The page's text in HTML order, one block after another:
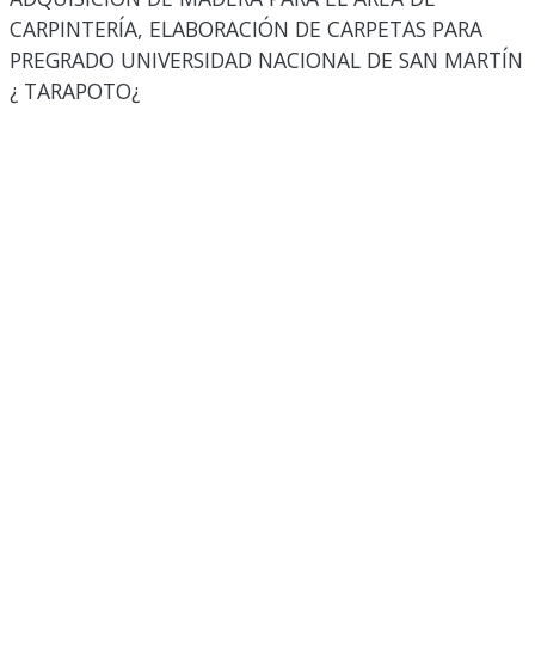
CARPINTERÍA, ELABORACIÓN DE CARPETAS PARA
PREGRADO UNIVERSIDAD NACIONAL DE SAN MARTÍN
¿ TARAPOTO¿